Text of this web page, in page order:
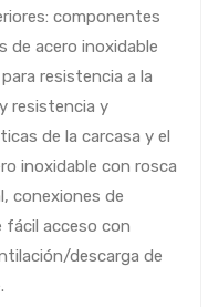
componentes
de acero inoxidable
resistencia a la
resistencia y
de la carcasa y el
inoxidable con rosca
conexiones de
fácil acceso con
descarga de